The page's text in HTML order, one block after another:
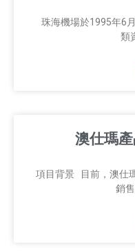
珠海機場於1995年6
類
澳仕瑪
項目背景 目前，澳仕
銷